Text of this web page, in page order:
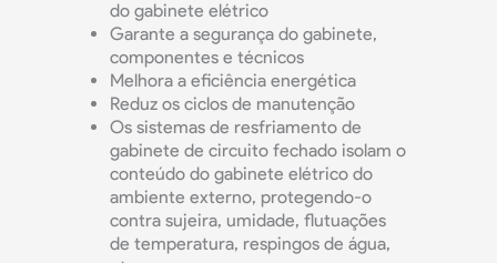
do gabinete elétrico
Garante a segurança do gabinete,
componentes e técnicos
Melhora a eficiência energética
Reduz os ciclos de manutenção
Os sistemas de resfriamento de
gabinete de circuito fechado isolam o
conteúdo do gabinete elétrico do
ambiente externo, protegendo-o
contra sujeira, umidade, flutuações
de temperatura, respingos de água,